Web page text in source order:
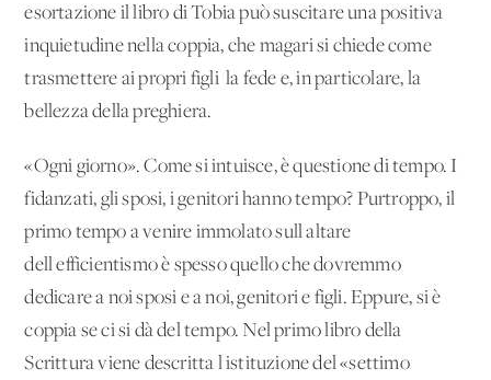
esortazione il libro di Tobia può suscitare una positiva
inquietudine nella coppia, che magari si chiede come
trasmettere ai propri figli 'la fede e, in particolare, la
bellezza della preghiera.
«Ogni giorno». Come si intuisce, è questione di tempo. I
fidanzati, gli sposi, i genitori hanno tempo? Purtroppo, il
primo tempo a venire immolato sull'altare
dell'efficientismo è spesso quello che dovremmo
dedicare a noi sposi e a noi, genitori e figli. Eppure, si è
coppia se ci si dà del tempo. Nel primo libro della
Scrittura viene descritta l'istituzione del «settimo